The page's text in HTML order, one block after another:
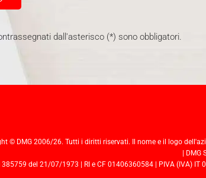
dall'asterisco (*) sono obbligatori.
© DMG 2006/26. Tutti i diritti riservati. Il nome e il logo
|
385759 del 21/07/1973 | RI e CF 01406360584 | PIVA (IVA) IT